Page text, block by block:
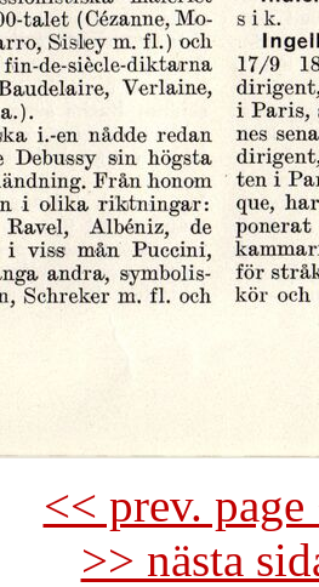
<< prev.
>> nästa